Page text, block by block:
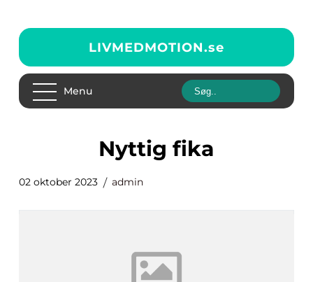
LIVMEDMOTION.se
Menu
nyttig fika
02 oktober 2023 admin